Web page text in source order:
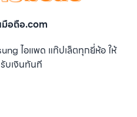
อถือ.com
ไอแพด แท๊ปเล็ตทุกยี่ห้อ ให้
บเงินทันที